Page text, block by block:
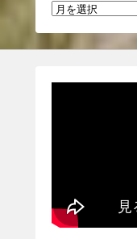
過
投